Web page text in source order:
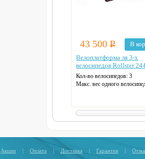
43 500Р
В
Велоплатформа ля 3-х
велосипедов Rollster
Кол-во велосипедов: 3
Maкс. вес одного
Акции | Оплата | Доставка | Гарантия |